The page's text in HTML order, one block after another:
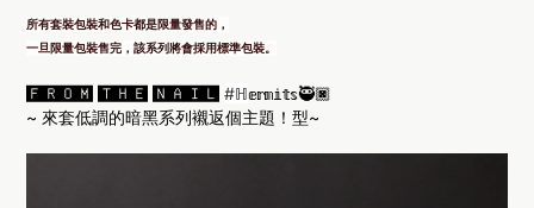
所有套裝包裝和色卡都是限量發售的，
一旦限量包裝售完，該系列將會採用標準包裝。
🅵🆁🅾🅼 🆃🅷🅴 🅽🅰🅸🅻 #ℍ𝕖𝕣𝕞𝕚𝕥𝕤🥷🏿
~ 來套低調的暗黑系列襯返個主題！型~